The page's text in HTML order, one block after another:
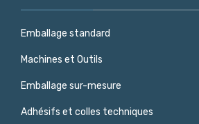
Emballage standard
Machines et Outils
Emballage sur-mesure
Adhésifs et colles techniques